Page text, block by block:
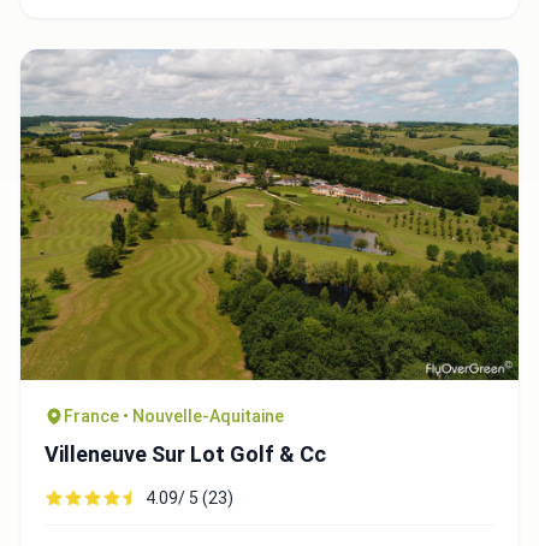
France • Nouvelle-Aquitaine
Villeneuve Sur Lot Golf & Cc
4.09/ 5 (23)